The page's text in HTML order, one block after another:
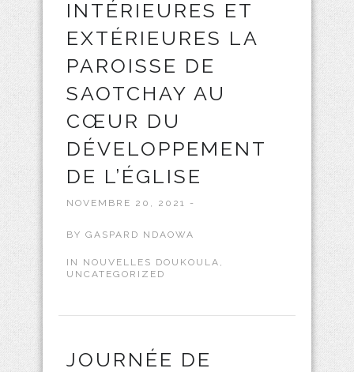
INTÉRIEURES ET
EXTÉRIEURES LA
PAROISSE DE
SAOTCHAY AU
CŒUR DU
DÉVELOPPEMENT
DE L’ÉGLISE
NOVEMBRE 20, 2021 -
BY GASPARD NDAOWA
IN NOUVELLES DOUKOULA ,
UNCATEGORIZED
JOURNÉE DE